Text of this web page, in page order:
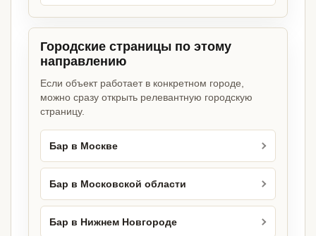
Городские страницы по этому
направлению
Если объект работает в конкретном городе,
можно сразу открыть релевантную городскую
страницу.
Бар в Москве
Бар в Московской области
Бар в Нижнем Новгороде